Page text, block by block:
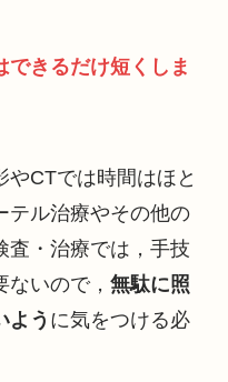
できるだけ短くしま
CTでは時間はほと
テル治療やその他の
査・治療では，手技
いので， 無駄に照
よう に気をつける必